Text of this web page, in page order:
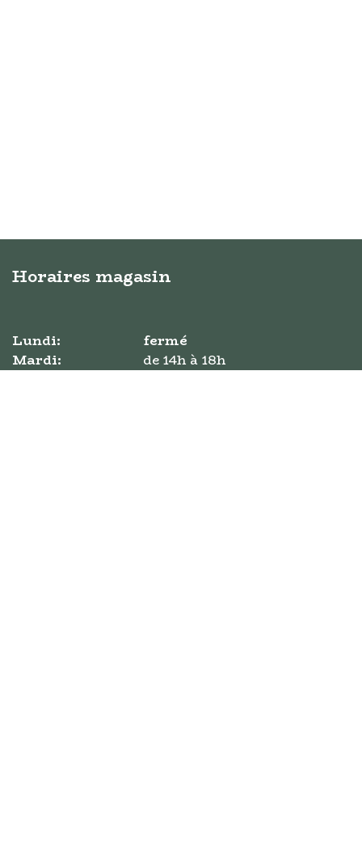
Horaires magasin
Lundi:
fermé
Mardi:
​de ​14h à 18h